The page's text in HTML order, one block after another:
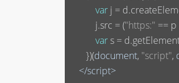
var j =
           j.src = (
"https:" == p
var s =
       })(
document, "script",
</script>